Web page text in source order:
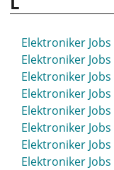
Elektroniker
Elektroniker Jobs
Elektroniker Jobs
Elektroniker
Elektroniker
Elektroniker Jobs
Elektroniker
Elektroniker
Elektroniker
Elektroniker
Elektroniker
Elektroniker
Elektroniker
Elektroniker
Elektroniker